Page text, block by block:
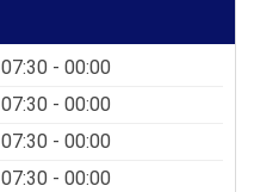
07:30 - 00:00
07:30 - 00:00
07:30 - 00:00
07:30 - 00:00